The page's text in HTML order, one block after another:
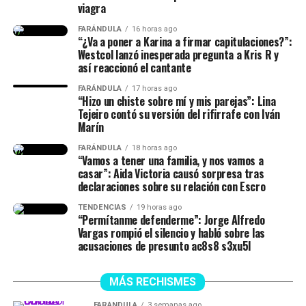
“El primer día que
grabamos el primer
capítulo (…) Iván me hizo
un comentario al aire,
mientras estábamos
grabando, que no salió en el
primer capítulo y se refirió
a mi (…) Hizo un chiste
sobre mi y sobre algo de
mis parejas (…) y yo dije ya
me dio papaya, ya yo sé a
quién se la voy a montar. O
@cvclips5 #therealescro #aidavictoria
sonido original – CvClips
viagra
FARÁNDULA 16 horas ago
“¿Va a poner a Karina a firmar capitulaciones?”:
Westcol lanzó inesperada pregunta a Kris R y
así reaccionó el cantante
FARÁNDULA 17 horas ago
“Hizo un chiste sobre mí y mis parejas”: Lina
Tejeiro contó su versión del rifirrafe con Iván
Marín
FARÁNDULA 18 horas ago
“Vamos a tener una familia, y nos vamos a
casar”: Aida Victoria causó sorpresa tras
declaraciones sobre su relación con Escro
TENDENCIAS 19 horas ago
“Permítanme defenderme”: Jorge Alfredo
Vargas rompió el silencio y habló sobre las
acusaciones de presunto ac8s8 s3xu5l
MÁS RECHISMES